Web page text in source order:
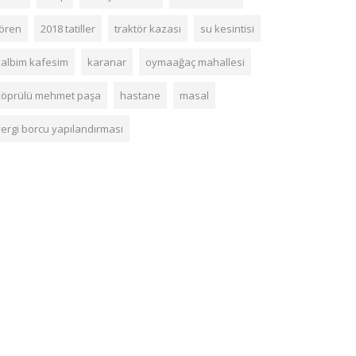
2018 tatiller traktör kazası su kesintisi
kafesim karanar oymaağaç mahallesi
mehmet paşa hastane masal
borcu yapılandırması